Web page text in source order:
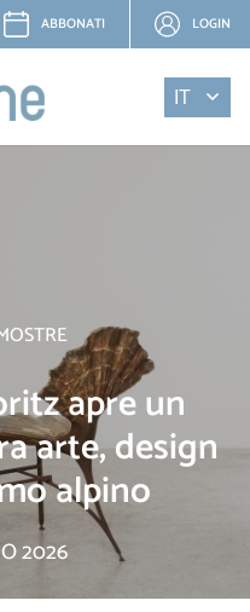
ABBONATI LOGIN
IT
apre un
arte, design
alpino
2026